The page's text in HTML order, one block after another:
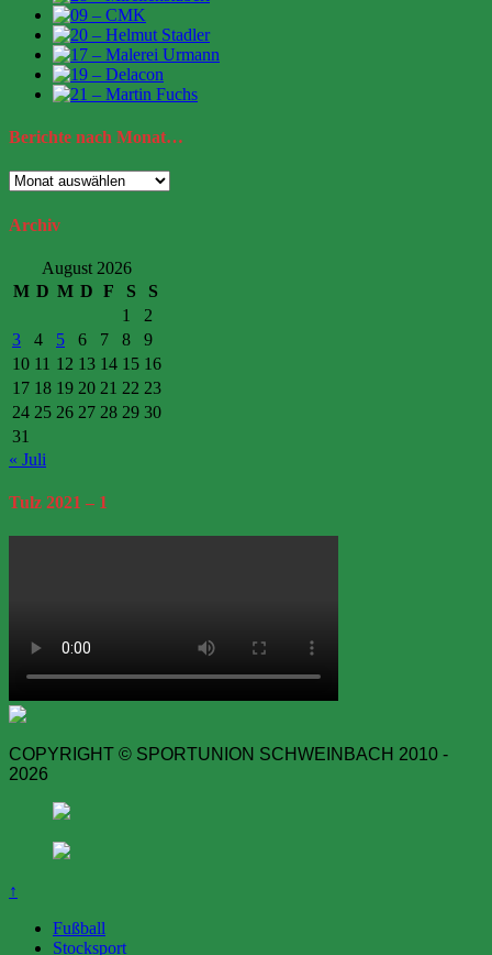
Berichte nach Monat…
Berichte
Monat…
Archiv
August 2026
M D M D F S
S
1
2
3
4 5 6 7 8
9
10 11 12 13 14 15 16
17 18 19 20 21 22 23
24 25 26 27 28 29 30
31
« Juli
Tulz 2021 – 1
COPYRIGHT © SPORTUNION SCHWEINBACH 2010 -
2026
↑
Fußball
Stocksport